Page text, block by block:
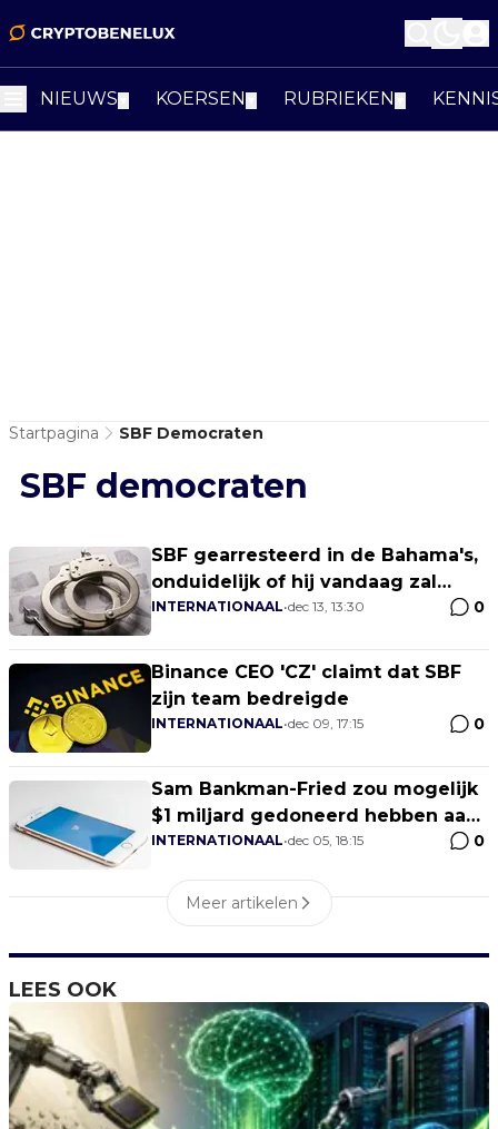
NIEUWS KOERSEN RUBRIEKEN
Startpagina SBF Democraten
SBF democraten
SBF gearresteerd in de Bahama's,
onduidelijk of hij vandaag zal
getuigen
INTERNATIONAAL•dec 13, 13:30 0
Binance CEO 'CZ' claimt dat SBF
zijn team bedreigde
INTERNATIONAAL•dec 09, 17:15 0
Sam Bankman-Fried zou mogelijk
$1 miljard gedoneerd hebben aan
Democraten, volgens Elon Musk
INTERNATIONAAL•dec 05, 18:15 0
Meer artikelen
LEES OOK